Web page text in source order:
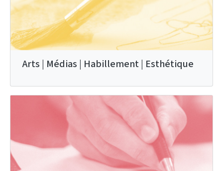
Arts | Médias | Habillement | Esthétique